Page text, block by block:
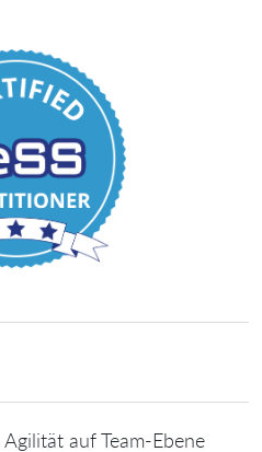
Agilität auf Team-Ebene